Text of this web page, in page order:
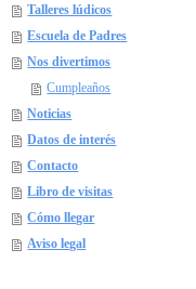
Talleres lúdicos
Escuela de Padres
Nos divertimos
Cumpleaños
Noticias
Datos de interés
Contacto
Libro de visitas
Cómo llegar
Aviso legal